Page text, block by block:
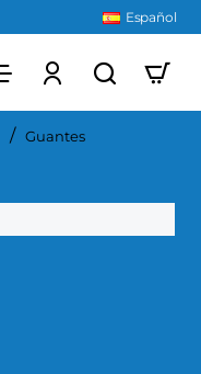
Español
Guantes